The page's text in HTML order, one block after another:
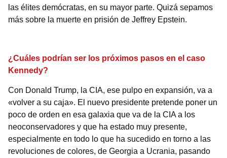
las élites demócratas, en su mayor parte. Quizá sepamos
más sobre la muerte en prisión de Jeffrey Epstein.
¿Cuáles podrían ser los próximos pasos en el caso
Kennedy?
Con Donald Trump, la CIA, ese pulpo en expansión, va a
«volver a su caja». El nuevo presidente pretende poner un
poco de orden en esa galaxia que va de la CIA a los
neoconservadores y que ha estado muy presente,
especialmente en todo lo que ha sucedido en torno a las
revoluciones de colores, de Georgia a Ucrania, pasando